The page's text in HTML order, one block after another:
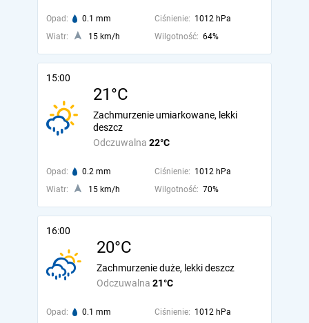
Opad: 0.1 mm Ciśnienie: 1012 hPa
Wiatr:
15 km/h Wilgotność: 64%
15:00
21°C
Odczuwalna 22°C
Zachmurzenie umiarkowane, lekki
deszcz
Opad: 0.2 mm Ciśnienie: 1012 hPa
Wiatr:
15 km/h Wilgotność: 70%
16:00
20°C
Odczuwalna 21°C
Zachmurzenie duże, lekki deszcz
Opad: 0.1 mm Ciśnienie: 1012 hPa